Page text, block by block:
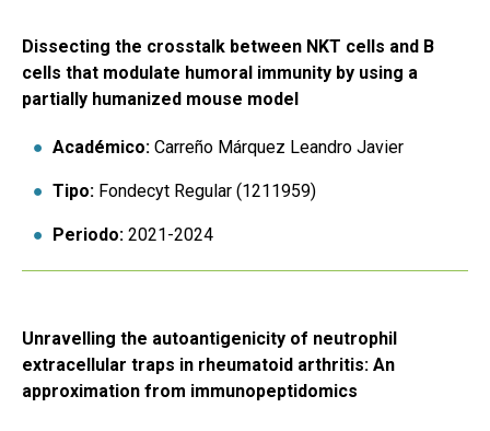
Dissecting the crosstalk between NKT cells and B
cells that modulate humoral immunity by using a
partially humanized mouse model
Académico: Carreño Márquez Leandro Javier
Tipo: Fondecyt Regular (1211959)
Periodo: 2021-2024
Unravelling the autoantigenicity of neutrophil
extracellular traps in rheumatoid arthritis: An
approximation from immunopeptidomics